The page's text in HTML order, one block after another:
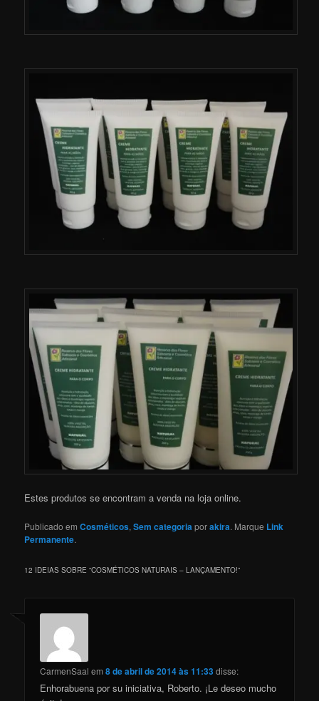
Estes produtos se encontram a venda na loja online.
Publicado emCosméticos,Sem categoriaporakira. Marque Link
Permanente.
12 IDEIAS SOBRE “COSMÉTICOS NATURAIS – LANÇAMENTO!”
CarmenSaal em8 de abril de 2014 às 11:33disse:
Enhorabuena por su iniciativa, Roberto. ¡Le deseo mucho